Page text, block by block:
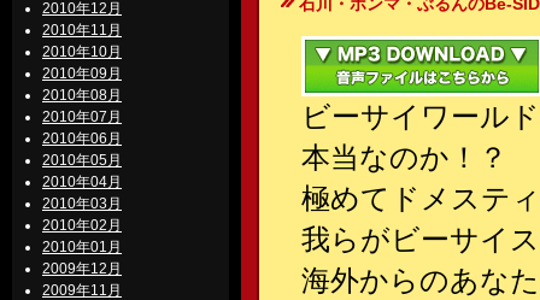
2010年12月
2010年11月
2010年10月
2010年09月
2010年08月
2010年07月
2010年06月
2010年05月
2010年04月
2010年03月
2010年02月
2010年01月
2009年12月
2009年11月
ビーサイワール
本当なのか！？
極めてドメステ
我らがビーサイ
海外からのあな